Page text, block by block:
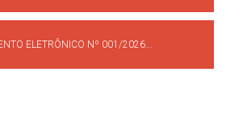
ELETRÔNICO Nº 001/2026...